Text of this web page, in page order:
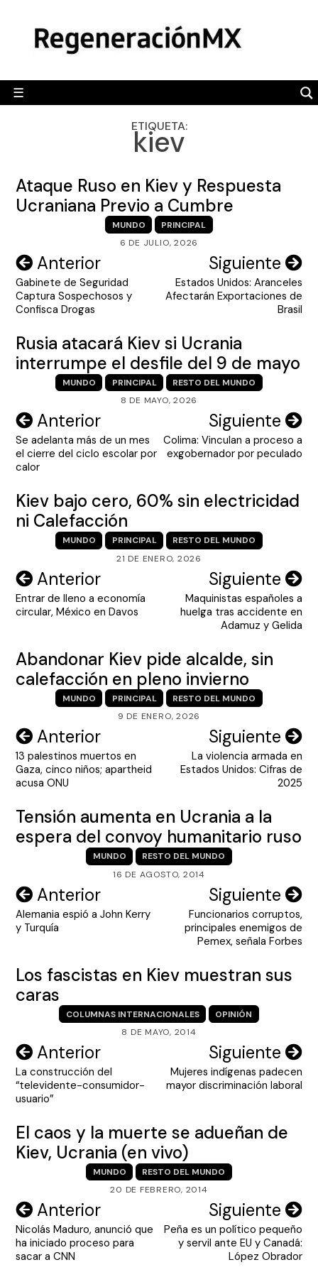
content
☰
POLÍTICA
CAMALEÓN
OPINIÓN
ENGLISH SECTION
VIDEOS
ETIQUETA:
kiev
Ataque Ruso en Kiev y Respuesta
Ucraniana Previo a Cumbre
MUNDO
PRINCIPAL
6 DE JULIO, 2026
Navegación
de
entradas
Anterior
Gabinete de Seguridad
Captura Sospechosos y
Confisca Drogas
Siguiente
Estados Unidos: Aranceles
Afectarán Exportaciones de
Brasil
Rusia atacará Kiev si Ucrania
interrumpe el desfile del 9 de mayo
MUNDO PRINCIPAL
RESTO DEL MUNDO
8 DE MAYO, 2026
Navegación
de
entradas
Anterior
Se adelanta más de un mes
el cierre del ciclo escolar por
calor
Siguiente
Colima: Vinculan a proceso a
exgobernador por peculado
Kiev bajo cero, 60% sin electricidad
ni Calefacción
MUNDO PRINCIPAL
RESTO DEL MUNDO
21 DE ENERO, 2026
Navegación
de
Anterior
Entrar de lleno a economía
circular, México en Davos
Siguiente
Maquinistas españoles a
huelga tras accidente en
Adamuz y Gelida
Abandonar Kiev pide alcalde, sin
calefacción en pleno invierno
MUNDO PRINCIPAL
RESTO DEL MUNDO
9 DE ENERO, 2026
Navegación
de
entradas
Anterior
13 palestinos muertos en
Gaza, cinco niños; apartheid
acusa ONU
Siguiente
La violencia armada en
Estados Unidos: Cifras de
2025
Tensión aumenta en Ucrania a la
espera del convoy humanitario ruso
MUNDO
RESTO DEL MUNDO
16 DE AGOSTO, 2014
Navegación
de
Anterior
Alemania espió a John Kerry
y Turquía
Siguiente
Funcionarios corruptos,
principales enemigos de
Pemex, señala Forbes
Los fascistas en Kiev muestran sus
caras
COLUMNAS INTERNACIONALES
OPINIÓN
8 DE MAYO, 2014
Navegación
de
entradas
Anterior
La construcción del
“televidente-consumidor-
usuario”
Siguiente
Mujeres indígenas padecen
mayor discriminación laboral
El caos y la muerte se adueñan de
Kiev, Ucrania (en vivo)
MUNDO
RESTO DEL MUNDO
20 DE FEBRERO, 2014
Navegación
de
entradas
Anterior
Nicolás Maduro, anunció que
ha iniciado proceso para
sacar a CNN
Siguiente
Peña es un político pequeño
y servil ante EU y Canadá:
López Obrador